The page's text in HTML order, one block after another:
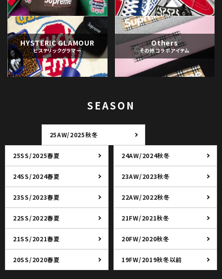
HYSTERIC GLAMOUR
ヒステリックグラマー
Others
その他コラボアイテム
SEASON
25AW/2025秋冬
25SS/2025春夏 24AW/2024秋冬
24SS/2024春夏 23AW/2023秋冬
23SS/2023春夏 22AW/2022秋冬
22SS/2022春夏 21FW/2021秋冬
21SS/2021春夏 20FW/2020秋冬
20SS/2020春夏 19FW/2019秋冬以前